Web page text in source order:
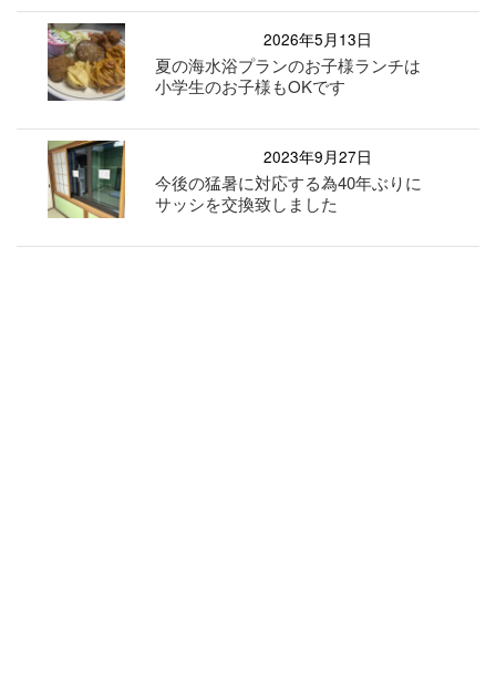
2026年5月13日
夏の海水浴プランのお子様ランチは
小学生のお子様もOKです
2023年9月27日
今後の猛暑に対応する為40年ぶりに
サッシを交換致しました